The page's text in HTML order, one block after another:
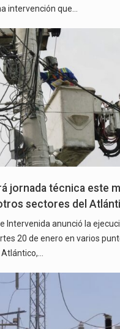
intervención que…
jornada técnica este
sectores del
Intervenida anunció la
20 de enero en varios